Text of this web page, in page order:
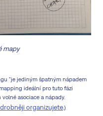
mapy
"je jediným špatným nápadem
ideální pro tuto fázi
asociace a nápady.
organizujete.)